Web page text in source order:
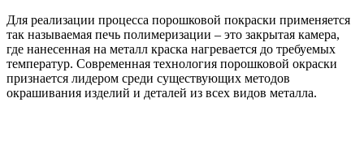
Для реализации процесса порошковой покраски применяется
так называемая печь полимеризации – это закрытая камера,
где нанесенная на металл краска нагревается до требуемых
температур. Современная технология порошковой окраски
признается лидером среди существующих методов
окрашивания изделий и деталей из всех видов металла.